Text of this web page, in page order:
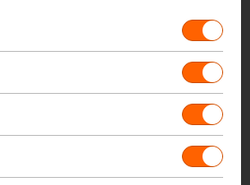
Niet op voorraad
d IJssel
Niet op voorraad
Niet op voorraad